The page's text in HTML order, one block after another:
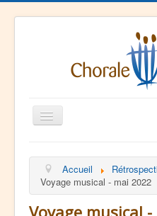
Basculer
la
Agenda
Ressources
Accueil
Voyage musical - mai 2022
Voyage musical